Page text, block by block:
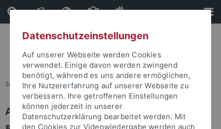
Direkt
zum
Inhalt
Direkt
zur
Fußleiste
Sie sind hier: Startseite
Anmelden
Datenschutzeinstellungen
Auf unserer Webseite werden Cookies
verwendet. Einige davon werden zwingend
benötigt, während es uns andere ermöglichen,
Ihre Nutzererfahrung auf unserer Webseite zu
verbessern. Ihre getroffenen Einstellungen
können jederzeit in unserer
Datenschutzerklärung bearbeitet werden. Mit
den Cookies zur Videowiedergabe werden auch